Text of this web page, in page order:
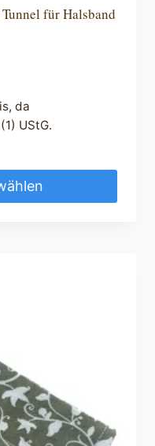
für Halsband
da
UStG.